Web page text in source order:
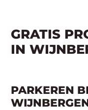
GRATIS
IN
PARKEREN